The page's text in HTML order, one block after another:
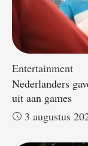
Entertainment
Nederlanders
uit aan games
3 augustus